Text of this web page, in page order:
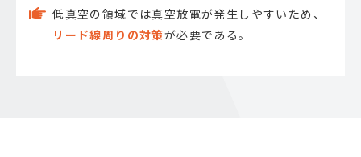
低真空の領域では真空放電が発生しやすいため、
リード線周りの対策が必要である。